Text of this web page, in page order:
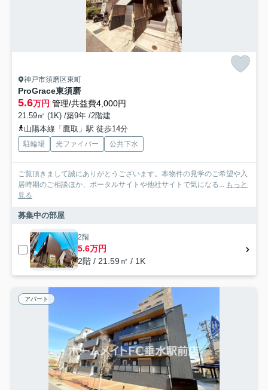
神戸市須磨区東町
ProGrace東須磨
5.6万円 管理/共益費4,000円
21.59㎡ (1K) /築9年 /2階建
山陽本線「鷹取」駅 徒歩14分
駐輪場 光ファイバー 公共下水
ご覧頂きまして誠にありがとうございます。本物件の見学のご希望や入
居時期のご相談ほか、ポータルサイトや他社サイトで気になる... もっと
見る
募集中の部屋
2階
5.6万円
2階 / 21.59㎡ / 1K
アパート